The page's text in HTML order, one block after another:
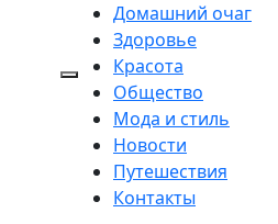
Домашний очаг
Здоровье
Красота
Общество
Мода и стиль
Новости
Путешествия
Контакты